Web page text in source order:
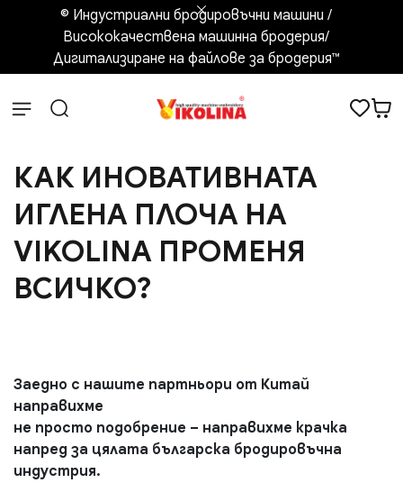
© Индустриални бродировъчни машини /
Висококачествена машинна бродерия/
Дигитализиране на файлове за бродерия™️
КАК ИНОВАТИВНАТА
ИГЛЕНА ПЛОЧА НА
VIKOLINA ПРОМЕНЯ
ВСИЧКО?
Заедно с нашите партньори от Китай
направихме
не просто подобрение – направихме крачка
напред за цялата българска бродировъчна
индустрия.